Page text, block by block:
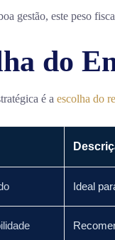
gestão, este peso
do
é a escolha do
Ideal